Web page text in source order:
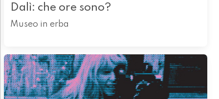
Dalì: che ore sono?
Museo in erba